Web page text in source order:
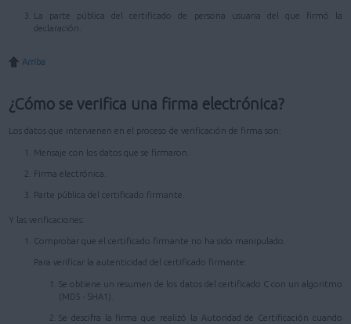
La parte pública del certificado de persona usuaria del que firmó la
declaración.
Arriba
¿Cómo se verifica una firma electrónica?
Los datos que intervienen en el proceso de verificación de firma son:
Mensaje con los datos que se firmaron.
Firma electrónica.
Parte pública del certificado firmante.
Y las verificaciones:
Comprobar que el certificado firmante no ha sido manipulado.
Para verificar la autenticidad del certificado firmante:
Se obtiene un resumen de los datos del certificado C con un algoritmo
(MD5 - SHA1).
Se descifra la firma que realizó la Autoridad de Certificación cuando